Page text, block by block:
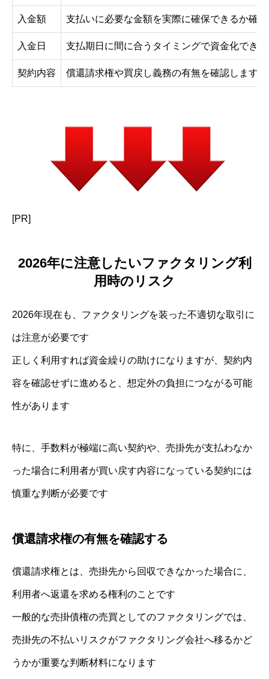
入金額 支払いに必要な金額を実際に確保できるか確
入金日 支払期日に間に合うタイミングで資金化でき
契約内容 償還請求権や買戻し義務の有無を確認します
[PR]
2026年に注意したいファクタリング利
用時のリスク
2026年現在も、ファクタリングを装った不適切な取引に
は注意が必要です
正しく利用すれば資金繰りの助けになりますが、契約内
容を確認せずに進めると、想定外の負担につながる可能
性があります
特に、手数料が極端に高い契約や、売掛先が支払わなか
った場合に利用者が買い戻す内容になっている契約には
慎重な判断が必要です
償還請求権の有無を確認する
償還請求権とは、売掛先から回収できなかった場合に、
利用者へ返還を求める権利のことです
一般的な売掛債権の売買としてのファクタリングでは、
売掛先の不払いリスクがファクタリング会社へ移るかど
うかが重要な判断材料になります